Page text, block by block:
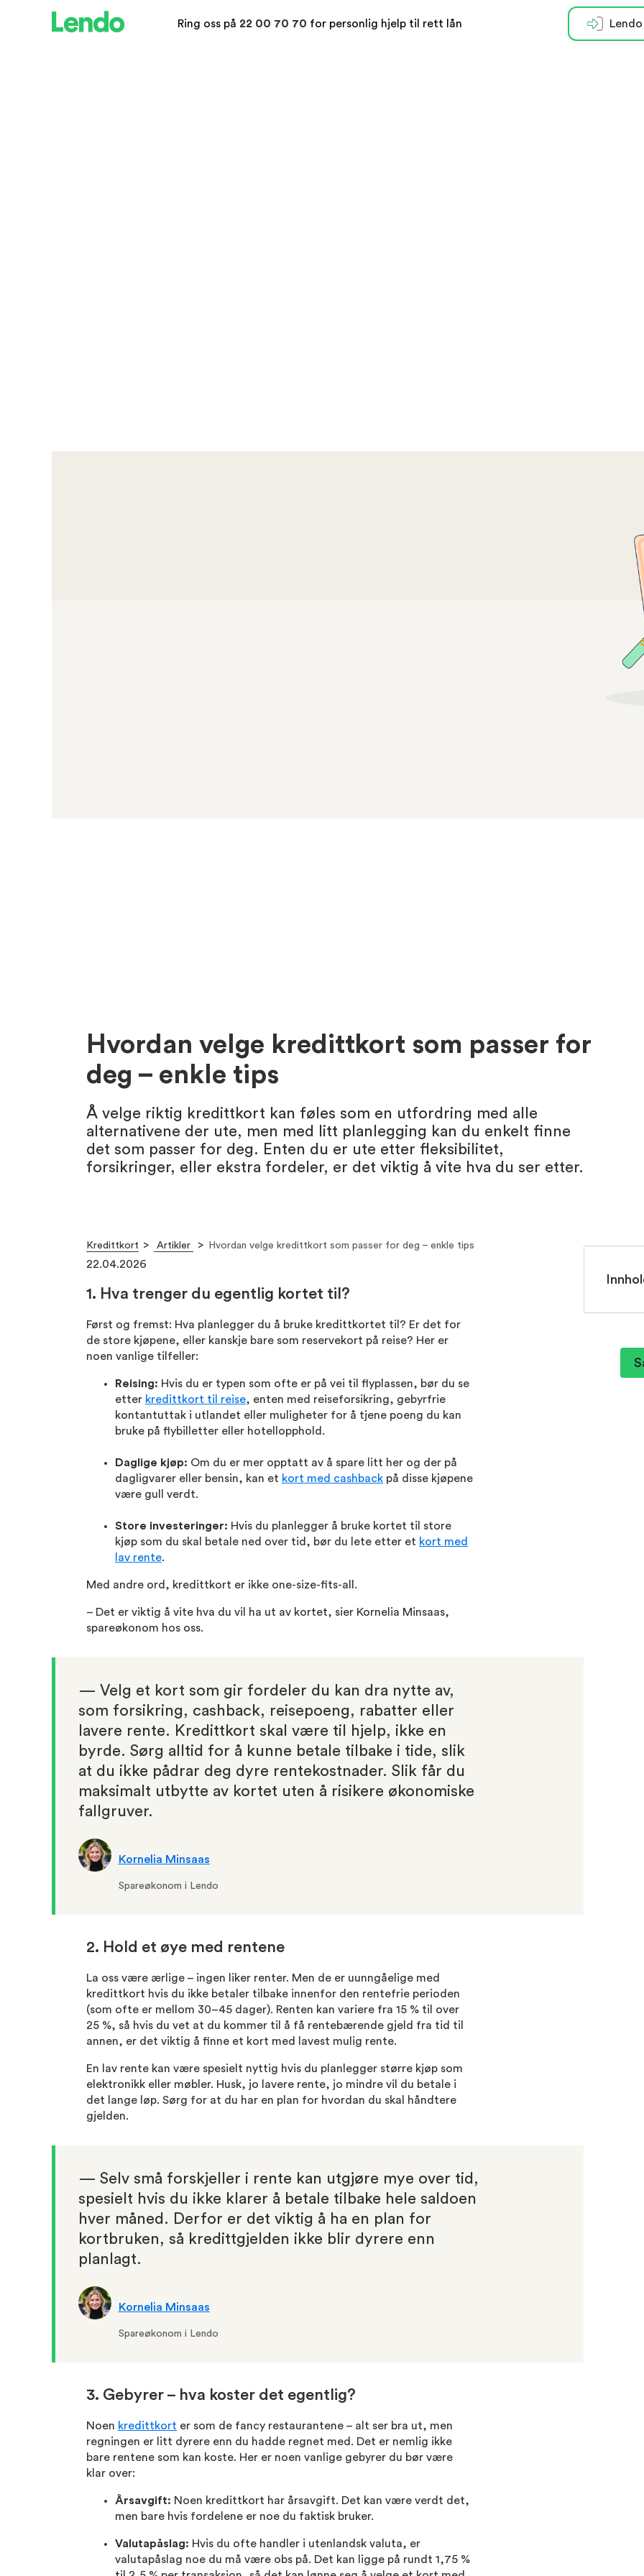
Ring oss på 22 00 70 70 for personlig hjelp til rett lån
Hvordan velge kredittkort som passer for
deg – enkle tips
Å velge riktig kredittkort kan føles som en utfordring med alle
alternativene der ute, men med litt planlegging kan du enkelt finne
det som passer for deg. Enten du er ute etter fleksibilitet,
forsikringer, eller ekstra fordeler, er det viktig å vite hva du ser etter.
Kredittkort Artikler Hvordan velge kredittkort som passer for deg – enkle tips
22.04.2026
1. Hva trenger du egentlig kortet til?
Først og fremst: Hva planlegger du å bruke kredittkortet til? Er det for
de store kjøpene, eller kanskje bare som reservekort på reise? Her er
noen vanlige tilfeller:
Reising: Hvis du er typen som ofte er på vei til flyplassen, bør du se
etter kredittkort til reise, enten med reiseforsikring, gebyrfrie
kontantuttak i utlandet eller muligheter for å tjene poeng du kan
bruke på flybilletter eller hotellopphold.
Daglige kjøp: Om du er mer opptatt av å spare litt her og der på
dagligvarer eller bensin, kan et kort med cashback på disse kjøpene
være gull verdt.
Store investeringer: Hvis du planlegger å bruke kortet til store
kjøp som du skal betale ned over tid, bør du lete etter et kort med
lav rente.
Med andre ord, kredittkort er ikke one-size-fits-all.
– Det er viktig å vite hva du vil ha ut av kortet, sier Kornelia Minsaas,
spareøkonom hos oss.
— Velg et kort som gir fordeler du kan dra nytte av,
som forsikring, cashback, reisepoeng, rabatter eller
lavere rente. Kredittkort skal være til hjelp, ikke en
byrde. Sørg alltid for å kunne betale tilbake i tide, slik
at du ikke pådrar deg dyre rentekostnader. Slik får du
maksimalt utbytte av kortet uten å risikere økonomiske
fallgruver.
Kornelia Minsaas
Spareøkonom i Lendo
2. Hold et øye med rentene
La oss være ærlige – ingen liker renter. Men de er uunngåelige med
kredittkort hvis du ikke betaler tilbake innenfor den rentefrie perioden
(som ofte er mellom 30–45 dager). Renten kan variere fra 15 % til over
25 %, så hvis du vet at du kommer til å få rentebærende gjeld fra tid til
annen, er det viktig å finne et kort med lavest mulig rente.
En lav rente kan være spesielt nyttig hvis du planlegger større kjøp som
elektronikk eller møbler. Husk, jo lavere rente, jo mindre vil du betale i
det lange løp. Sørg for at du har en plan for hvordan du skal håndtere
gjelden.
— Selv små forskjeller i rente kan utgjøre mye over tid,
spesielt hvis du ikke klarer å betale tilbake hele saldoen
hver måned. Derfor er det viktig å ha en plan for
kortbruken, så kredittgjelden ikke blir dyrere enn
planlagt.
Kornelia Minsaas
Spareøkonom i Lendo
3. Gebyrer – hva koster det egentlig?
Noen kredittkort er som de fancy restaurantene – alt ser bra ut, men
regningen er litt dyrere enn du hadde regnet med. Det er nemlig ikke
bare rentene som kan koste. Her er noen vanlige gebyrer du bør være
klar over:
Årsavgift: Noen kredittkort har årsavgift. Det kan være verdt det,
men bare hvis fordelene er noe du faktisk bruker.
Valutapåslag: Hvis du ofte handler i utenlandsk valuta, er
valutapåslag noe du må være obs på. Det kan ligge på rundt 1,75 %